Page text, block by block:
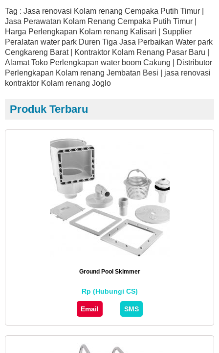
Tag : Jasa renovasi Kolam renang Cempaka Putih Timur |
Jasa Perawatan Kolam Renang Cempaka Putih Timur |
Harga Perlengkapan Kolam renang Kalisari | Supplier
Peralatan water park Duren Tiga Jasa Perbaikan Water park
Cengkareng Barat | Kontraktor Kolam Renang Pasar Baru |
Alamat Toko Perlengkapan water boom Cakung | Distributor
Perlengkapan Kolam renang Jembatan Besi | jasa renovasi
kontraktor Kolam renang Joglo
Produk Terbaru
Ground Pool Skimmer
Rp (Hubungi CS)
Email SMS